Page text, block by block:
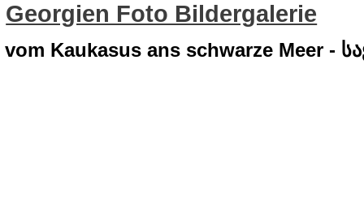
Georgien Foto Bildergalerie
vom Kaukasus ans schwarze Meer -